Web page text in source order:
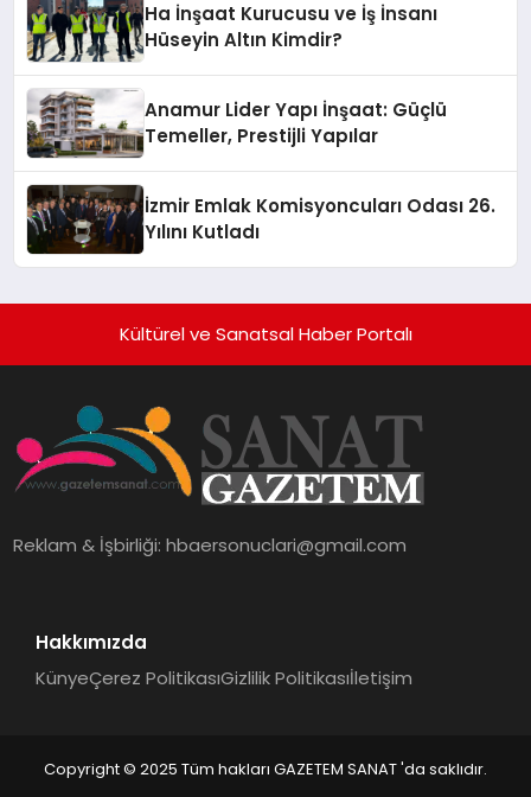
Ha İnşaat Kurucusu ve İş İnsanı
Hüseyin Altın Kimdir?
Anamur Lider Yapı İnşaat: Güçlü
Temeller, Prestijli Yapılar
İzmir Emlak Komisyoncuları Odası 26.
Yılını Kutladı
Kültürel ve Sanatsal Haber Portalı
Reklam & İşbirliği:hbaersonuclari@gmail.com
Hakkımızda
KünyeÇerez PolitikasıGizlilik Politikasıİletişim
Copyright © 2025 Tüm hakları GAZETEM SANAT 'da saklıdır.